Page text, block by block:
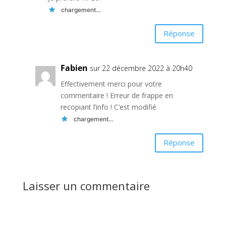
chargement…
Réponse
Fabien sur 22 décembre 2022 à 20h40
Effectivement merci pour votre
commentaire ! Erreur de frappe en
recopiant l’info ! C’est modifié
chargement…
Réponse
Laisser un commentaire